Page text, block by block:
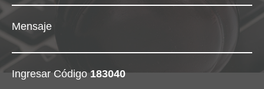
Mensaje
Ingresar Código183040